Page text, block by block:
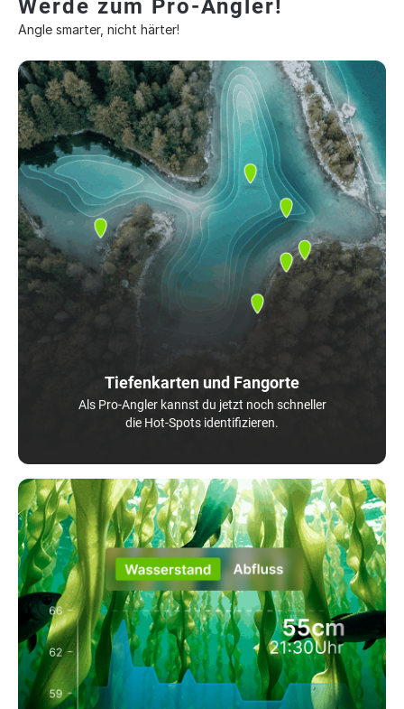
Werde zum Pro-Angler!
Angle smarter, nicht härter!
Tiefenkarten und Fangorte
Als Pro-Angler kannst du jetzt noch schneller
die Hot-Spots identifizieren.